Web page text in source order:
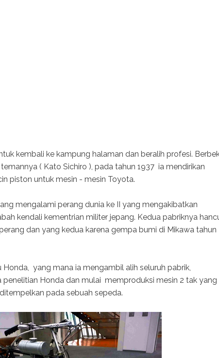
kembali ke kampung halaman dan beralih profesi.
( Kato Sichiro ), pada tahun 1937 ia mendirikan
piston untuk mesin - mesin Toyota.
mengalami perang dunia ke II yang mengakibatkan
kendali kementrian militer jepang. Kedua pabriknya
dan yang kedua karena gempa bumi di Mikawa tahun
Honda, yang mana ia mengambil alih seluruh pabrik,
penelitian Honda dan mulai memproduksi mesin 2 tak yang
pada sebuah sepeda.